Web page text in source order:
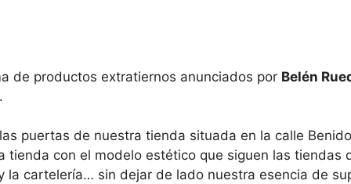
de productos extratiernos anunciados por Belén
puertas de nuestra tienda situada en la calle
tienda con el modelo estético que siguen las tiendas
la cartelería… sin dejar de lado nuestra esencia de